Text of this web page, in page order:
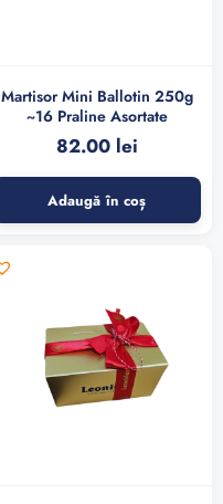
Martisor Mini Ballotin 250g
~16 Praline Asortate
82.00 lei
Adaugă în coș